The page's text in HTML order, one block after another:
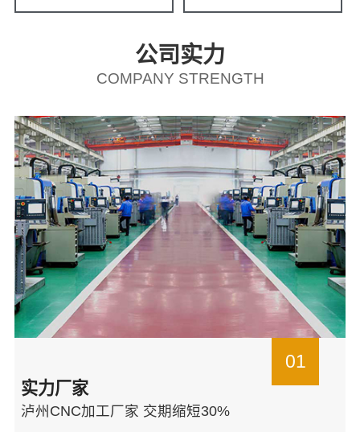
公司实力
COMPANY STRENGTH
01
实力厂家
泸州CNC加工厂家 交期缩短30%